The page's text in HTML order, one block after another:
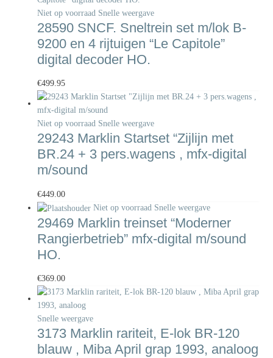
Niet op voorraad Snelle weergave
28590 SNCF. Sneltrein set m/lok B-
9200 en 4 rijtuigen “Le Capitole”
digital decoder HO.
€499.95
Niet op voorraad Snelle weergave
29243 Marklin Startset “Zijlijn met
BR.24 + 3 pers.wagens , mfx-digital
m/sound
€449.00
Niet op voorraad Snelle weergave
29469 Marklin treinset “Moderner
Rangierbetrieb” mfx-digital m/sound
HO.
€369.00
Snelle weergave
3173 Marklin rariteit, E-lok BR-120
blauw , Miba April grap 1993, analoog